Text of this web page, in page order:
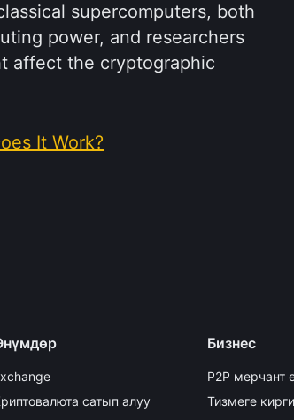
supercomputers, both
power, and researchers
affect the cryptographic
It Work?
сатып алуу
Бизнес
P2P мерчант
Тизмеге